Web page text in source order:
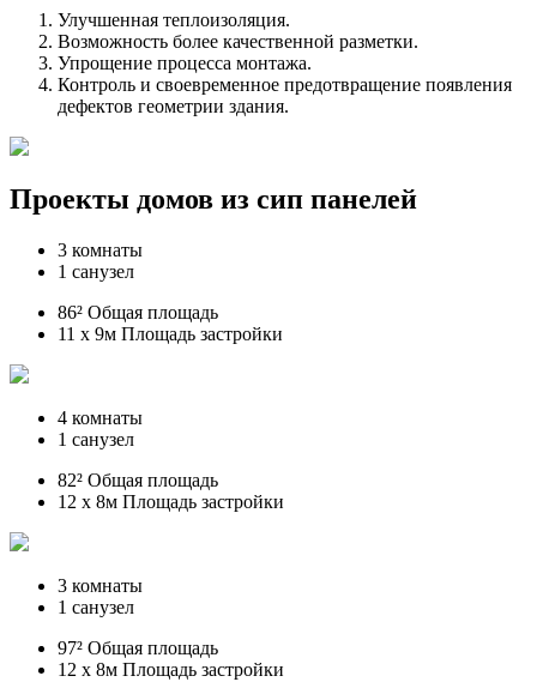
Улучшенная теплоизоляция.
Возможность более качественной разметки.
Упрощение процесса монтажа.
Контроль и своевременное предотвращение появления
дефектов геометрии здания.
Проекты домов из сип панелей
3 комнаты
1 санузел
86² Общая площадь
11 x 9м Площадь застройки
4 комнаты
1 санузел
82² Общая площадь
12 x 8м Площадь застройки
3 комнаты
1 санузел
97² Общая площадь
12 x 8м Площадь застройки